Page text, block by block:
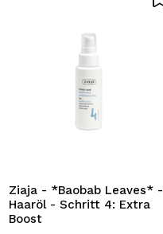
Ziaja - *Baobab Leaves* -
Haaröl - Schritt 4: Extra
Boost